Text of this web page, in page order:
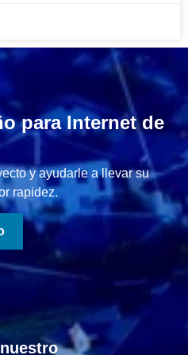
para Internet de
y ayudarle a llevar su
rapidez.